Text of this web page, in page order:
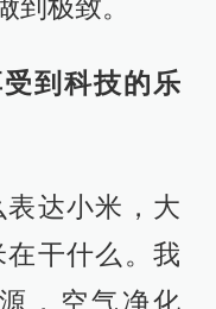
到极致。
到科技的乐
达小米，大
干什么。我
，空气净化